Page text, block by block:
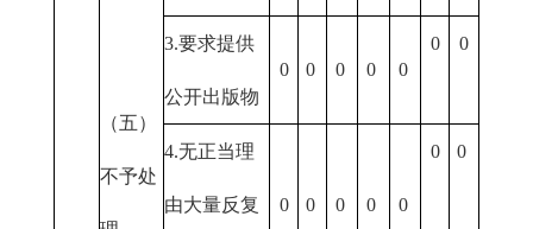
（五）
不予处
3.要求提供
公开出版物
0 0 0 0 0
0 0
4.无正当理
由大量反复 0 0 0 0 0
0 0